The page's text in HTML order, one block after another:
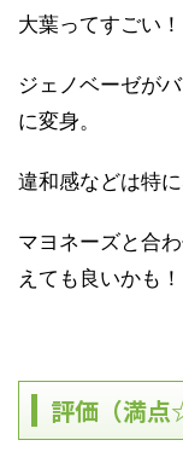
大葉ってすごい！
ジェノベーゼが
に変身。
違和感などは特
マヨネーズと合
えても良いかも！
評価（満点